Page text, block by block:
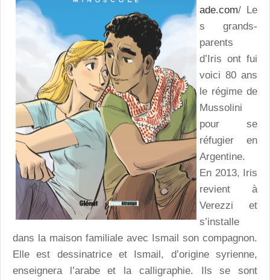
ade.com/ Le
s grands-
parents
d’Iris ont fui
voici 80 ans
le régime de
Mussolini
pour se
réfugier en
Argentine.
En 2013, Iris
revient à
Verezzi et
s’installe
dans la maison familiale avec Ismail son compagnon.
Elle est dessinatrice et Ismail, d’origine syrienne,
enseignera l’arabe et la calligraphie. Ils se sont